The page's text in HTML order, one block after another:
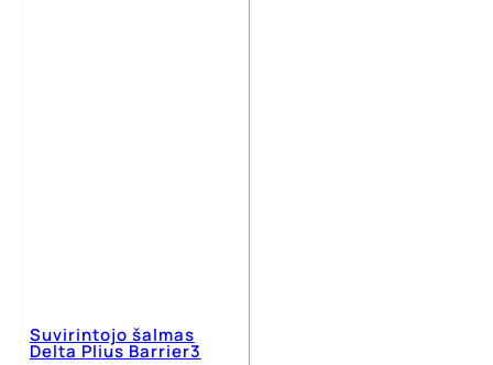
Suvirintojo šalmas
Delta Plius Barrier3